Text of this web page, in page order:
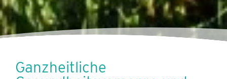
Ganzheitliche